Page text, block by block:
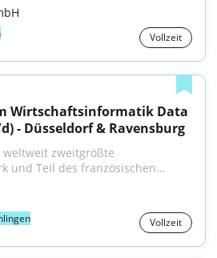
Vollzeit
Wirtschaftsinformatik Data
- Düsseldorf & Ravensburg
zweitgrößte
und Teil des französischen...
Vollzeit